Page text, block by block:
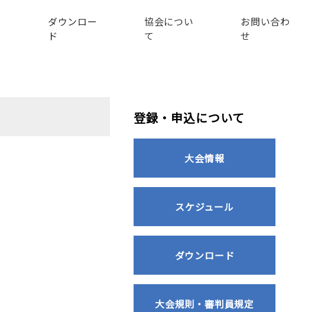
ダウンロー
ド
協会につい
て
お問い合わ
せ
登録・申込について
大会情報
スケジュール
ダウンロード
大会規則・審判員規定